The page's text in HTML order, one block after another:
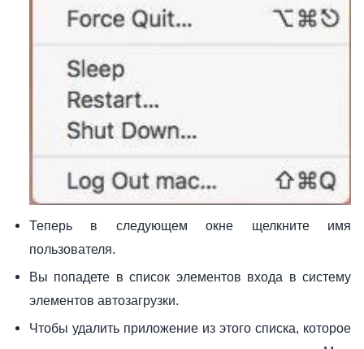
Теперь в следующем окне щелкните имя
пользователя.
Вы попадете в список элементов входа в систему
элементов автозагрузки.
Чтобы удалить приложение из этого списка, которое